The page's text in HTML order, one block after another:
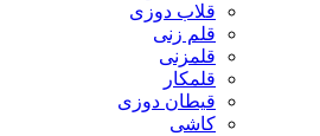
قلاب دوزی
قلم زنی
قلمزنی
قلمکار
قیطان دوزی
کاشی